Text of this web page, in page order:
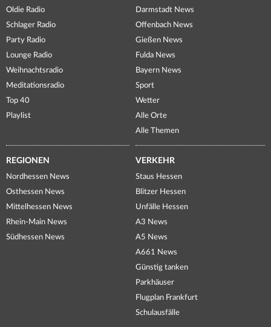
Oldie Radio
Schlager Radio
Party Radio
Lounge Radio
Weihnachtsradio
Meditationsradio
Top 40
Playlist
Darmstadt News
Offenbach News
Gießen News
Fulda News
Bayern News
Sport
Wetter
Alle Orte
Alle Themen
REGIONEN
Nordhessen News
Osthessen News
Mittelhessen News
Rhein-Main News
Südhessen News
VERKEHR
Staus Hessen
Blitzer Hessen
Unfälle Hessen
A3 News
A5 News
A661 News
Günstig tanken
Parkhäuser
Flugplan Frankfurt
Schulausfälle